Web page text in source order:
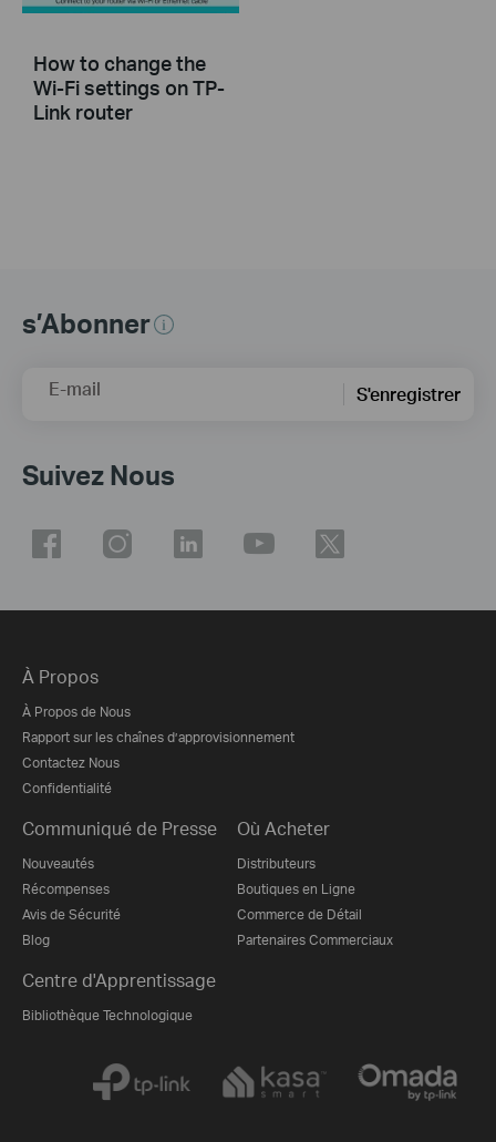
How to change the
Wi-Fi settings on TP-
Link router
s’Abonner
E-mail S'enregistrer
Suivez Nous
À Propos
À Propos de Nous
Rapport sur les chaînes d’approvisionnement
Contactez Nous
Confidentialité
Communiqué de Presse
Nouveautés
Récompenses
Avis de Sécurité
Blog
Où Acheter
Distributeurs
Boutiques en Ligne
Commerce de Détail
Partenaires Commerciaux
Centre d'Apprentissage
Bibliothèque Technologique